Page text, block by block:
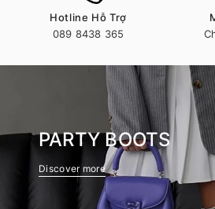
Hotline Hỗ Trợ
089 8438 365
PARTY BOOTS
Discover more